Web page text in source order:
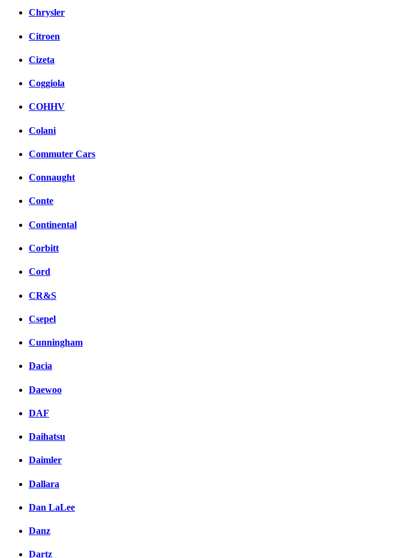
Chrysler
Citroen
Cizeta
Coggiola
COHHV
Colani
Commuter Cars
Connaught
Conte
Continental
Corbitt
Cord
CR&S
Csepel
Cunningham
Dacia
Daewoo
DAF
Daihatsu
Daimler
Dallara
Dan LaLee
Danz
Dartz